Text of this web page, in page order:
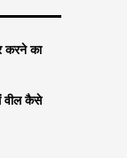
करने का
वील कैसे